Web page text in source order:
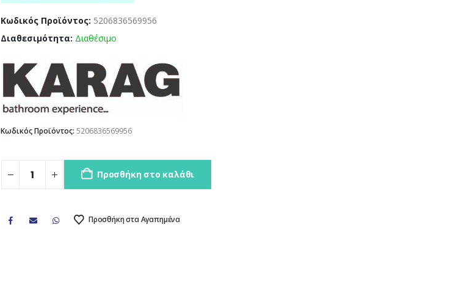
Κωδικός Προϊόντος: 5206836569956
Διαθεσιμότητα: Διαθέσιμο
Κωδικός Προϊόντος:5206836569956
Προσθήκη στο καλάθι
Προσθήκη στα Αγαπημένα